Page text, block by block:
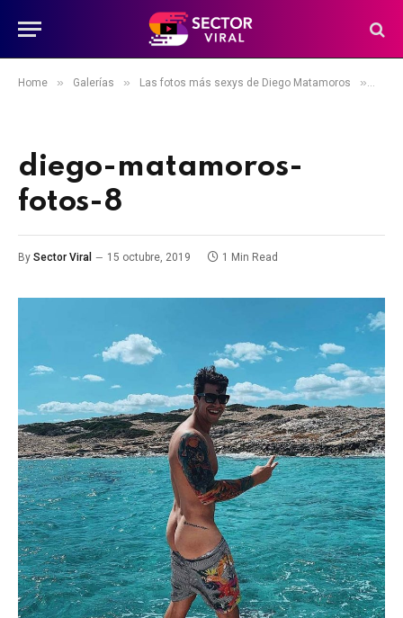
Home » Galerías » Las fotos más sexys de Diego Matamoros »
diego-matamoros-
fotos-8
By Sector Viral 15 octubre, 2019 1 Min Read